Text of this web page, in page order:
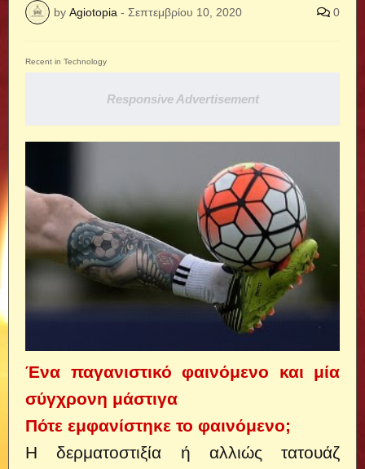
by Agiotopia - Σεπτεμβρίου 10, 2020 0
Recent in Technology
Responsive Advertisement
Ένα παγανιστικό φαινόμενο και μία
σύγχρονη μάστιγα
Πότε εμφανίστηκε το φαινόμενο;
Η δερματοστιξία ή αλλιώς τατουάζ